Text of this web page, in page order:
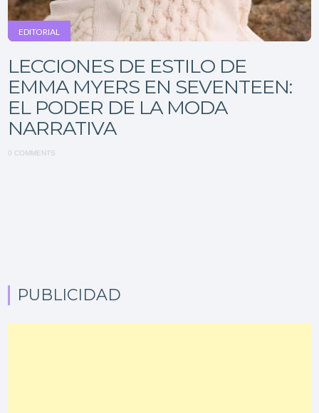
EDITORIAL
LECCIONES DE ESTILO DE
EMMA MYERS EN SEVENTEEN:
EL PODER DE LA MODA
NARRATIVA
0 COMMENTS
PUBLICIDAD